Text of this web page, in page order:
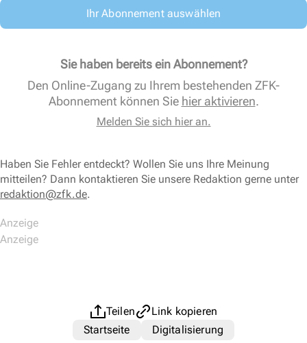
Ihr Abonnement auswählen
Sie haben bereits ein Abonnement?
Den Online-Zugang zu Ihrem bestehenden ZFK-
Abonnement können Sie hier aktivieren.
Melden Sie sich hier an.
Haben Sie Fehler entdeckt? Wollen Sie uns Ihre Meinung
mitteilen? Dann kontaktieren Sie unsere Redaktion gerne unter
redaktion@zfk.de.
Teilen
Link kopieren
Startseite
Digitalisierung